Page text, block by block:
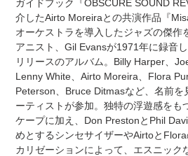
れ
ま
す
コ
ン
デ
ィ
シ
ョ
ン
加
す
る
ガイドブック『OBSCURE SOUND
介したAirto Moreiraとの共演作品『
オーケストラを導入したジャズの傑作
アニスト、Gil Evansが1971年に録音
リリースのアルバム。Billy Harper、
Lenny White、Airto Moreira、Flora
Peterson、Bruce Ditmasなど、名前を
ーティストが参加。独特の浮遊感をも
ケープに加え、Don PrestonとPhil
めとするシンセサイザーやAirtoと
カリゼーションによって、エスニック